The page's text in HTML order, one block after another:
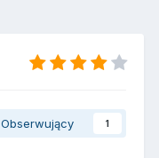
Obserwujący 1